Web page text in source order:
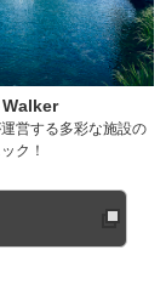
Walker
営する多彩な施設の
ク！